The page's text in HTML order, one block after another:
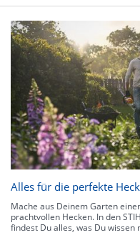
Alles für die perfekte
Mache aus Deinem Garten
prachtvollen Hecken. In den
findest Du alles, was Du wissen